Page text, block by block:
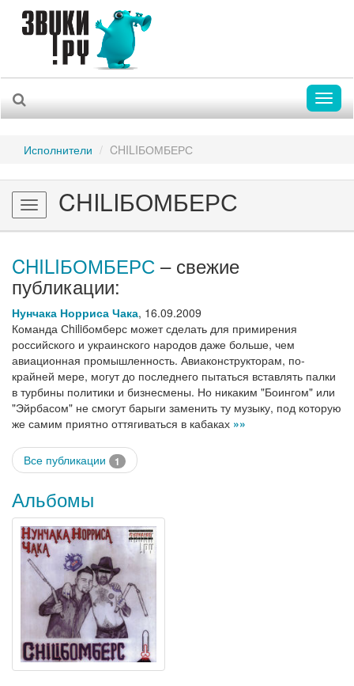
Исполнители CHILIБОМБЕРС
Toggle
navigation
CHILIБОМБЕРС
CHILIБОМБЕРС – свежие
публикации:
Нунчака Норриса Чака, 16.09.2009
Команда Сhiliбомберс может сделать для примирения
российского и украинского народов даже больше, чем
авиационная промышленность. Авиаконструкторам, по-
крайней мере, могут до последнего пытаться вставлять палки
в турбины политики и бизнесмены. Но никаким "Боингом" или
"Эйрбасом" не смогут барыги заменить ту музыку, под которую
же самим приятно оттягиваться в кабаках »»
Все публикации 1
Альбомы